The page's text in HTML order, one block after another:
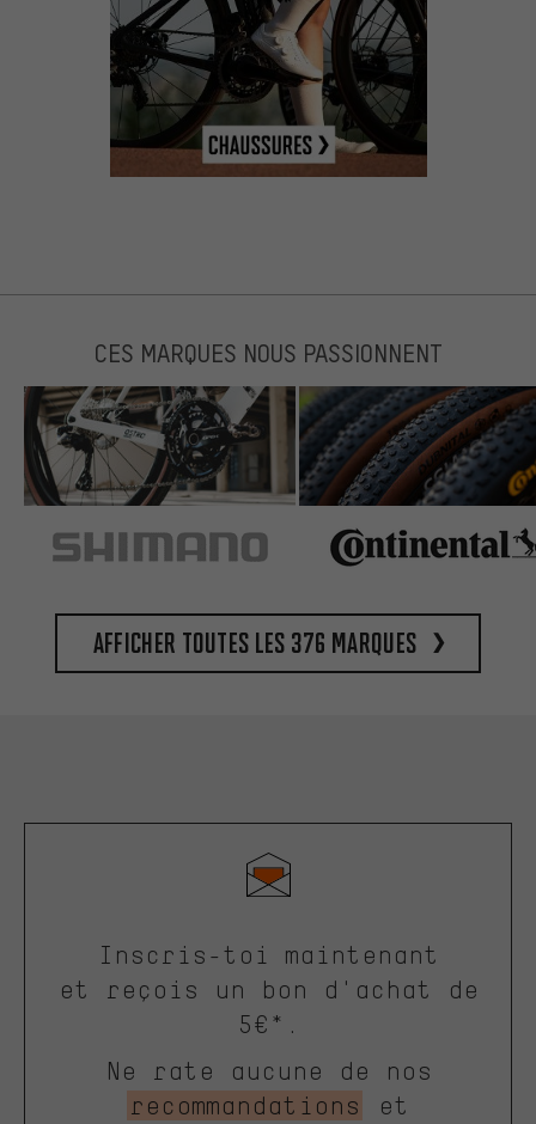
CES MARQUES NOUS PASSIONNENT
Afficher toutes les 376 marques
Inscris-toi maintenant
et reçois un bon d'achat de
5€*.
Ne rate aucune de nos
recommandations
et